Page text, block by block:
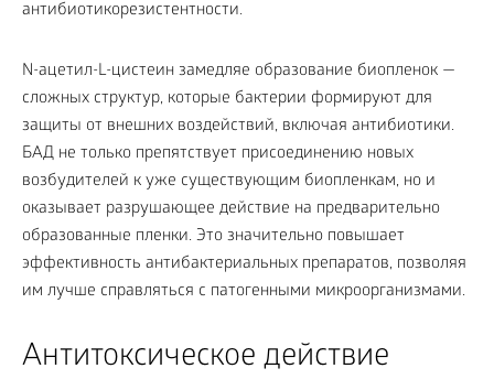
антибиотикорезистентности.
N-ацетил-L-цистеин замедляе образование биопленок —
сложных структур, которые бактерии формируют для
защиты от внешних воздействий, включая антибиотики.
БАД не только препятствует присоединению новых
возбудителей к уже существующим биопленкам, но и
оказывает разрушающее действие на предварительно
образованные пленки. Это значительно повышает
эффективность антибактериальных препаратов, позволяя
им лучше справляться с патогенными микроорганизмами.
Антитоксическое действие